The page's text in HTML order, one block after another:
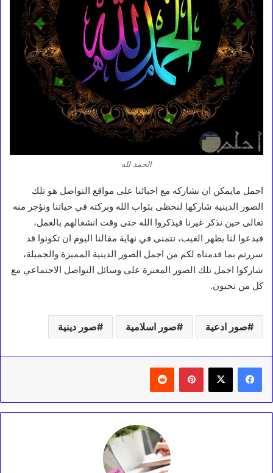
الحمد لله
اجمل مايمكن ان نشاركه مع احبائنا على مواقع التواصل هو تلك
الصور الدينية شاركها لنحظى بثواب الله وبركته في حياتنا ونؤجر منه
تعالى حين نذكر غيرنا فيذكروا الله حتى وقت انشغالهم بالعمل،
فيدعوا لنا بظهر الغيب، نتمنى في نهاية مقالنا اليوم ان تكونوا قد
سررتم بما قدمناه لكم من اجمل الصور الدينية المميزة والجميلة،
شاركوا اجمل تلك الصور المعبرة على وسائل التواصل الاجتماعي مع
كل من تحبون.
صور ادعية صور اسلامية صور دينية
بينتيريست